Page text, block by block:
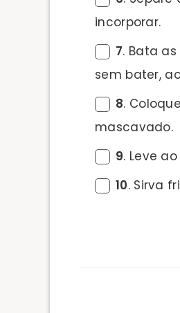
incorporar.
7. Bata
sem bater,
8.
mascavado.
9. Leve
10. Sirva